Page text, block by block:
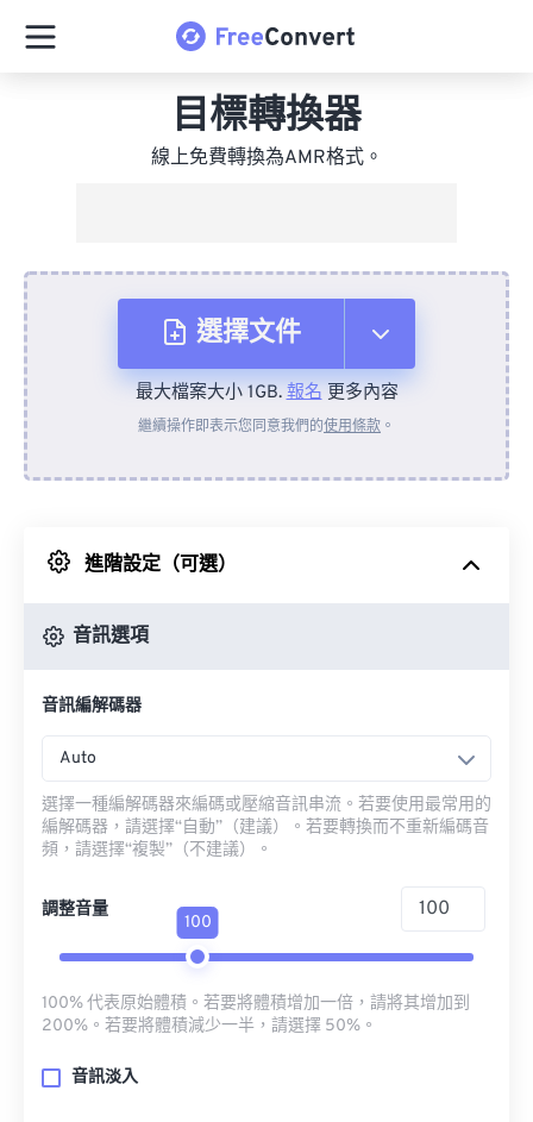
目標轉換器
線上免費轉換為AMR格式。
選擇文件
來自裝置
來自 Google 雲端硬碟
最大檔案大小 1GB.報名更多內容
繼續操作即表示您同意我們的使用條款 。
進階設定（可選）
音訊選項
音訊編解碼器
Auto
選擇一種編解碼器來編碼或壓縮音訊串流。若要使用最常用的
編解碼器，請選擇“自動”（建議）。若要轉換而不重新編碼音
頻，請選擇“複製”（不建議）。
調整音量
100
100% 代表原始體積。若要將體積增加一倍，請將其增加到
200%。若要將體積減少一半，請選擇 50%。
音訊淡入